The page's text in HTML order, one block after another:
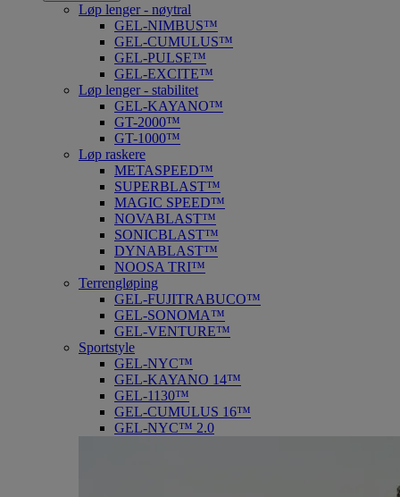
Løp lenger - nøytral
GEL-NIMBUS™
GEL-CUMULUS™
GEL-PULSE™
GEL-EXCITE™
Løp lenger - stabilitet
GEL-KAYANO™
GT-2000™
GT-1000™
Løp raskere
METASPEED™
SUPERBLAST™
MAGIC SPEED™
NOVABLAST™
SONICBLAST™
DYNABLAST™
NOOSA TRI™
Terrengløping
GEL-FUJITRABUCO™
GEL-SONOMA™
GEL-VENTURE™
Sportstyle
GEL-NYC™
GEL-KAYANO 14™
GEL-1130™
GEL-CUMULUS 16™
GEL-NYC™ 2.0